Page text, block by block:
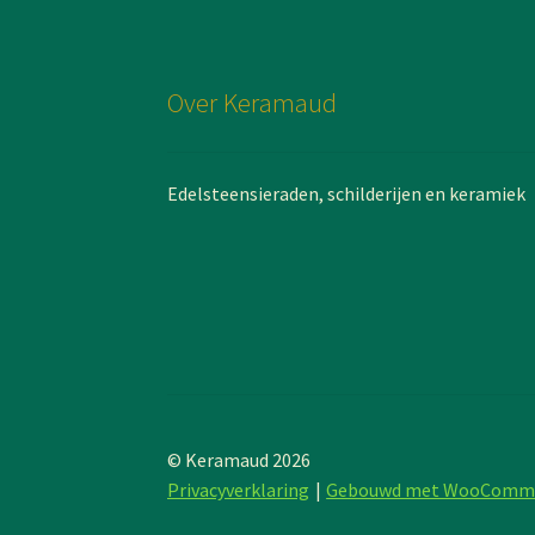
Over Keramaud
Edelsteensieraden, schilderijen en keramiek
© Keramaud 2026
Privacyverklaring
Gebouwd met